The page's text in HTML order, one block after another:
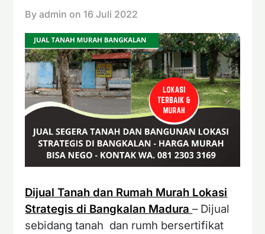
By admin on16 Juli 2022
Dijual Tanah dan Rumah Murah Lokasi
Strategis di Bangkalan Madura– Dijual
sebidang tanah dan rumh bersertifikat